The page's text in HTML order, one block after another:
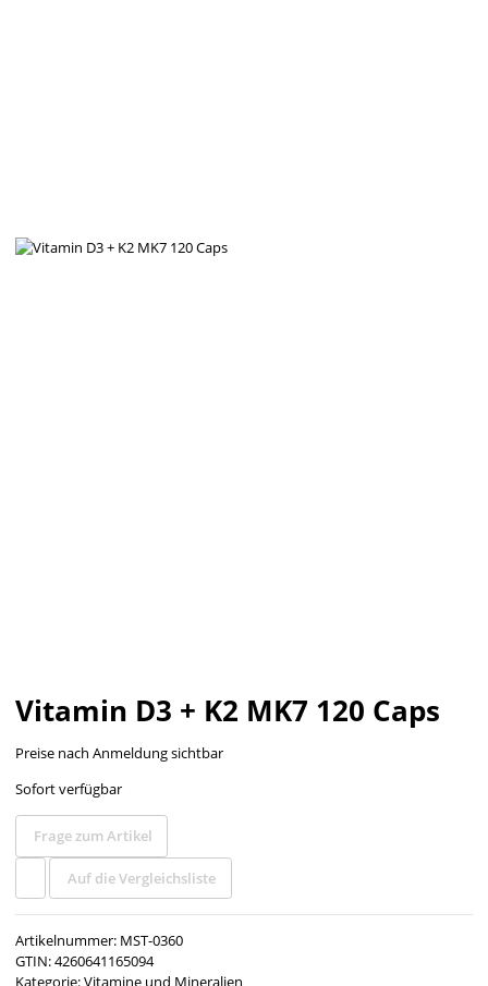
Vitamin D3 + K2 MK7 120 Caps
Preise nach Anmeldung sichtbar
Sofort verfügbar
Frage zum Artikel
Auf die Vergleichsliste
Artikelnummer: MST-0360
GTIN:4260641165094
Kategorie:Vitamine und Mineralien